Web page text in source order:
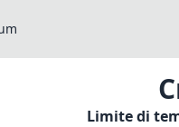
Limite di